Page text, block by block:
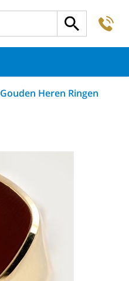
Gouden Heren Ringen